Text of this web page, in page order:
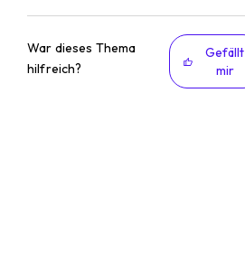
War dieses Thema
hilfreich?
Gefällt
mir